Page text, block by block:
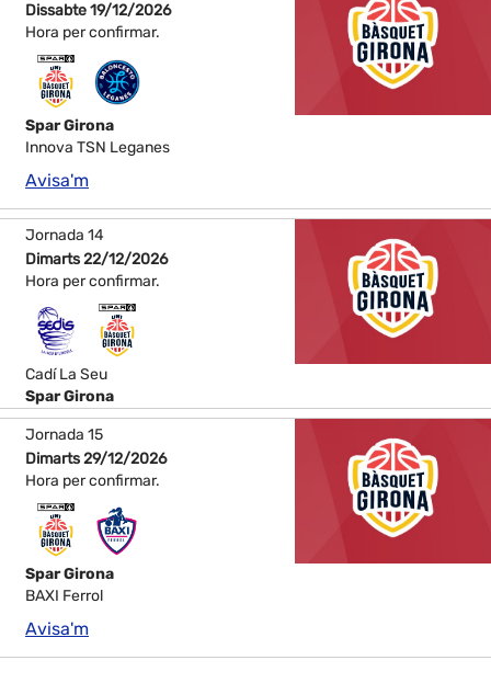
Dissabte 19/12/2026
Hora per confirmar.
Spar Girona
Innova TSN Leganes
Avisa'm
Jornada 14
Dimarts 22/12/2026
Hora per confirmar.
Cadí La Seu
Spar Girona
Jornada 15
Dimarts 29/12/2026
Hora per confirmar.
Spar Girona
BAXI Ferrol
Avisa'm